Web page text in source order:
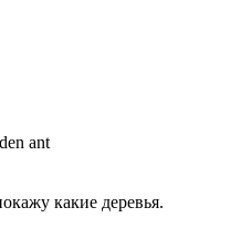
ant
какие деревья.